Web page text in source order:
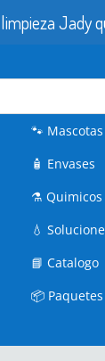
🐾 Mascotas
🧴 Envases
⚗️Quimicos
💧
📘Catalogo
📦 Paquetes
Jady